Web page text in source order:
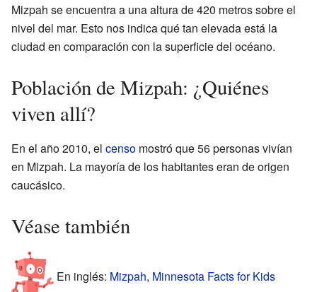
Mizpah se encuentra a una altura de 420 metros sobre el
nivel del mar. Esto nos indica qué tan elevada está la
ciudad en comparación con la superficie del océano.
Población de Mizpah: ¿Quiénes
viven allí?
En el año 2010, el censo mostró que 56 personas vivían
en Mizpah. La mayoría de los habitantes eran de origen
caucásico.
Véase también
En inglés: Mizpah, Minnesota Facts for Kids